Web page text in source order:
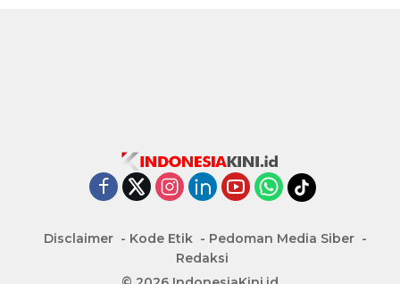
Disclaimer Kode Etik
Pedoman Media Siber
Redaksi